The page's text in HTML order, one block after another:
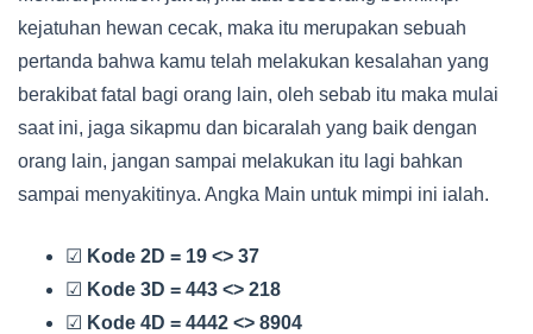
kejatuhan hewan cecak, maka itu merupakan sebuah
pertanda bahwa kamu telah melakukan kesalahan yang
berakibat fatal bagi orang lain, oleh sebab itu maka mulai
saat ini, jaga sikapmu dan bicaralah yang baik dengan
orang lain, jangan sampai melakukan itu lagi bahkan
sampai menyakitinya. Angka Main untuk mimpi ini ialah.
☑ Kode 2D = 19 <> 37
☑ Kode 3D = 443 <> 218
☑ Kode 4D = 4442 <> 8904